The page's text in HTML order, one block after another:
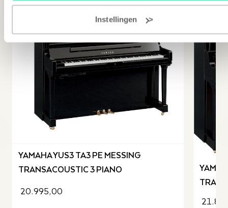
Instellingen
YAMAHA YUS3 TA3 PE MESSING
TRANSACOUSTIC 3 PIANO
20.995,00